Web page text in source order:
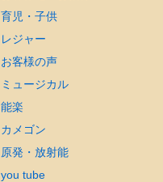
育児・子供
レジャー
お客様の声
ミュージカル
能楽
カメゴン
原発・放射能
you tube